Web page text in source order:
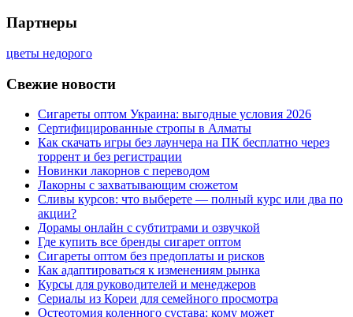
Партнеры
цветы недорого
Свежие новости
Сигареты оптом Украина: выгодные условия 2026
Сертифицированные стропы в Алматы
Как скачать игры без лаунчера на ПК бесплатно через
торрент и без регистрации
Новинки лакорнов с переводом
Лакорны с захватывающим сюжетом
Сливы курсов: что выберете — полный курс или два по
акции?
Дорамы онлайн с субтитрами и озвучкой
Где купить все бренды сигарет оптом
Сигареты оптом без предоплаты и рисков
Как адаптироваться к изменениям рынка
Курсы для руководителей и менеджеров
Сериалы из Кореи для семейного просмотра
Остеотомия коленного сустава: кому может